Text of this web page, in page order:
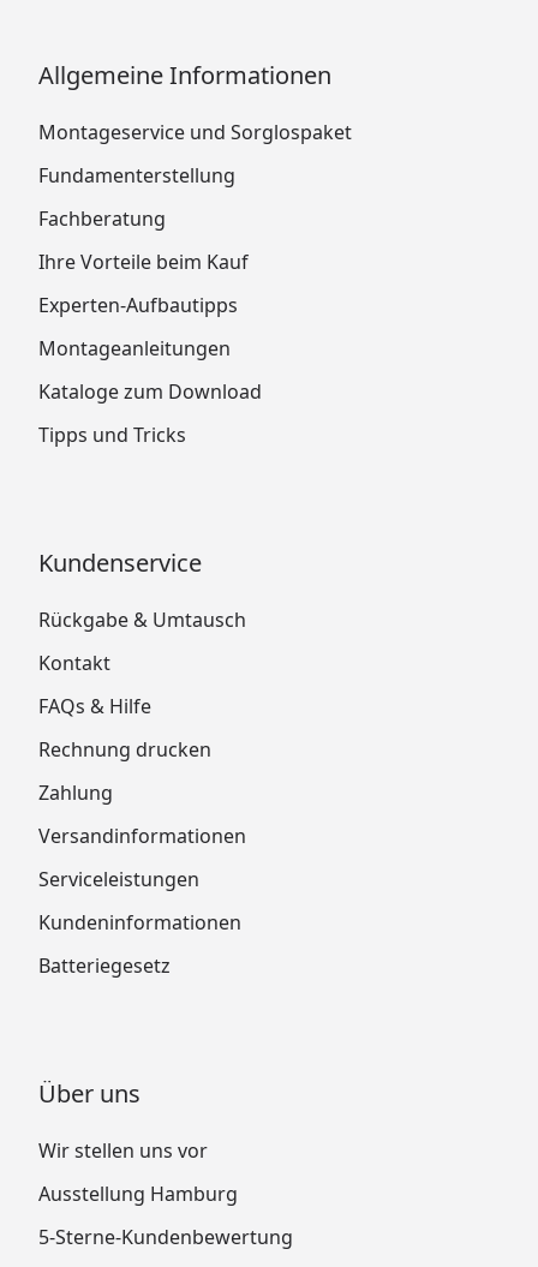
Allgemeine Informationen
Montageservice und Sorglospaket
Fundamenterstellung
Fachberatung
Ihre Vorteile beim Kauf
Experten-Aufbautipps
Montageanleitungen
Kataloge zum Download
Tipps und Tricks
Kundenservice
Rückgabe & Umtausch
Kontakt
FAQs & Hilfe
Rechnung drucken
Zahlung
Versandinformationen
Serviceleistungen
Kundeninformationen
Batteriegesetz
Über uns
Wir stellen uns vor
Ausstellung Hamburg
5-Sterne-Kundenbewertung